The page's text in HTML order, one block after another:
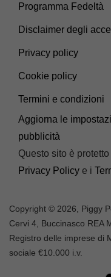
Programma Fedeltà
Disclaimer degli
Privacy policy
Cookie policy
Termini e condizioni
Aggiorna le
pubblicità
Questo sito è
Privacy Policy e i
Copyright © 2026, Piggy
Cervi 4, Buccinasco REA
Registro delle imprese di
sociale €10.000 i.v.